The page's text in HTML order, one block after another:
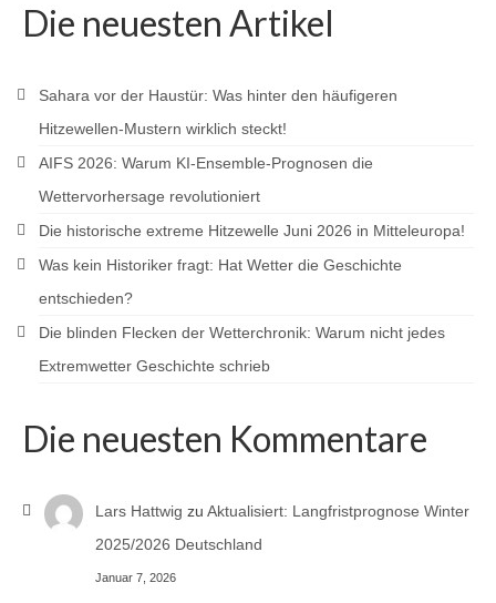
Die neuesten Artikel
Sahara vor der Haustür: Was hinter den häufigeren
Hitzewellen-Mustern wirklich steckt!
AIFS 2026: Warum KI-Ensemble-Prognosen die
Wettervorhersage revolutioniert
Die historische extreme Hitzewelle Juni 2026 in Mitteleuropa!
Was kein Historiker fragt: Hat Wetter die Geschichte
entschieden?
Die blinden Flecken der Wetterchronik: Warum nicht jedes
Extremwetter Geschichte schrieb
Die neuesten Kommentare
Lars Hattwig zu Aktualisiert: Langfristprognose Winter
2025/2026 Deutschland
Januar 7, 2026